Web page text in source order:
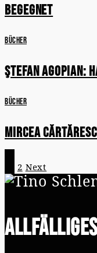
begegnet
Bücher
Ştefan Agopian:
Bücher
Mircea
2 Next